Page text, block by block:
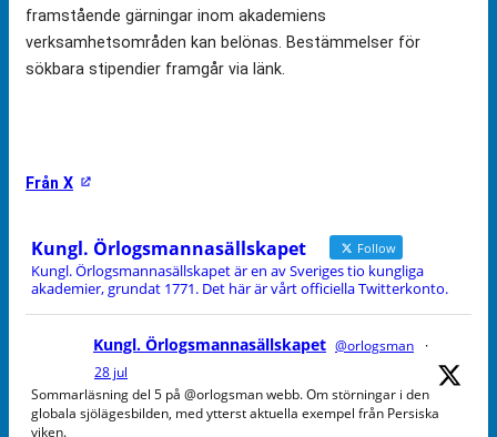
framstående gärningar inom akademiens
verksamhetsområden kan belönas. Bestämmelser för
sökbara stipendier framgår via länk.
Från X
Kungl. Örlogsmannasällskapet Follow
Kungl. Örlogsmannasällskapet är en av Sveriges tio kungliga
akademier, grundat 1771. Det här är vårt officiella Twitterkonto.
Kungl. Örlogsmannasällskapet @orlogsman
·
28 jul
Sommarläsning del 5 på @orlogsman webb. Om störningar i den
globala sjölägesbilden, med ytterst aktuella exempel från Persiska
viken.